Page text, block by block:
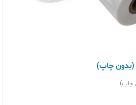
(بدون چاپ)
چاپ)